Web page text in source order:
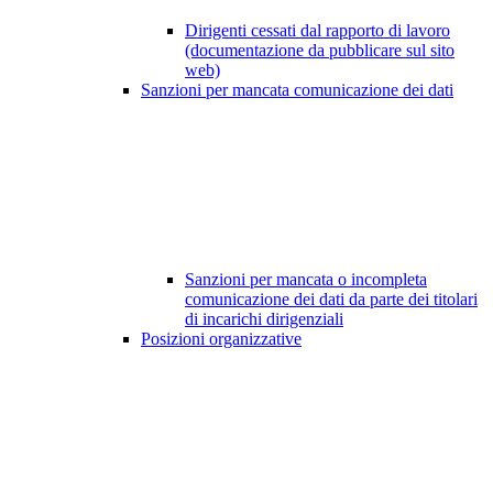
Dirigenti cessati dal rapporto di lavoro
(documentazione da pubblicare sul sito
web)
Sanzioni per mancata comunicazione dei dati
Sanzioni per mancata o incompleta
comunicazione dei dati da parte dei titolari
di incarichi dirigenziali
Posizioni organizzative